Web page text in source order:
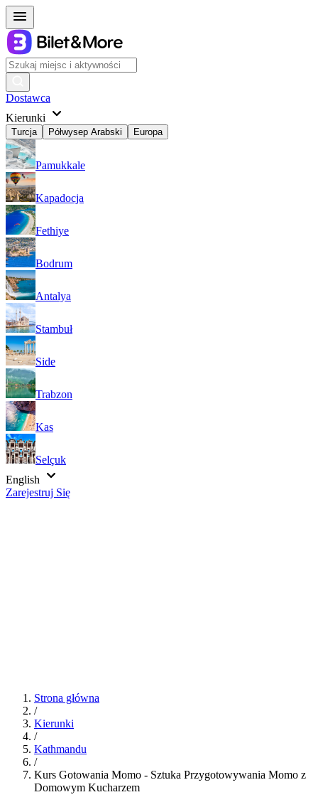
Dostawca
Kierunki
Turcja Półwysep Arabski Europa
Pamukkale
Kapadocja
Fethiye
Bodrum
Antalya
Stambuł
Side
Trabzon
Kas
Selçuk
English
Zarejestruj Się
Strona główna
/
Kierunki
/
Kathmandu
/
Kurs Gotowania Momo - Sztuka Przygotowywania Momo z
Domowym Kucharzem